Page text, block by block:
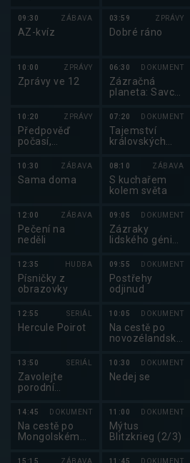
09:30 ZÁBAVA
AZ-kvíz
10:00 ZPRÁVY
Zprávy ve 12
10:20 ZPRÁVY
Předpověď
počasí,
zprávy,
Události v
regionech plus
10:30 ZÁBAVA
Sama doma
12:00 ZÁBAVA
Pečení na
neděli
12:35 HUDBA
Písničky z
obrazovky
12:55 SERIÁL
Hercule Poirot
13:50 SERIÁL
Zavolejte
porodní
(3/8)
14:45 DOKUMENT
Na cestě po
Mongolském
15:15 ZÁBAVA
jazyce
03:59 ZPRÁVY
Dobré ráno
06:30 DOKUMENT
Zázračná
planeta: Savci
07:20 DOKUMENT
Tajemství
královských
08:10 ZÁBAVA
S kuchařem
kolem světa
09:05 DOKUMENT
Zázraky
lidského génia
09:55 DOKUMENT
Postřehy
odjinud
10:05 DOKUMENT
Na cestě po
novozélandském
Wahipounamu
10:30 DOKUMENT
Nedej se
11:00 DOKUMENT
Mýtus
Blitzkrieg (2/3)
11:45 DOKUMENT